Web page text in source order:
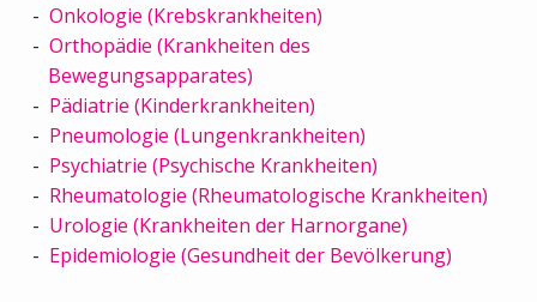
Onkologie (Krebskrankheiten)
Orthopädie (Krankheiten des
Bewegungsapparates)
Pädiatrie (Kinderkrankheiten)
Pneumologie (Lungenkrankheiten)
Psychiatrie (Psychische Krankheiten)
Rheumatologie (Rheumatologische Krankheiten)
Urologie (Krankheiten der Harnorgane)
Epidemiologie (Gesundheit der Bevölkerung)